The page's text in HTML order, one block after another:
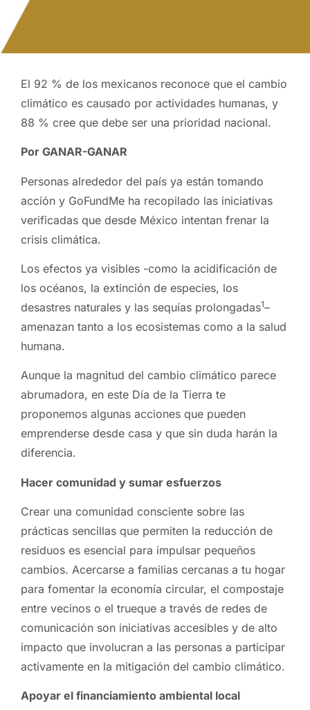
El 92 % de los mexicanos reconoce que el cambio
climático es causado por actividades humanas, y
88 % cree que debe ser una prioridad nacional.
Por GANAR-GANAR
Personas alrededor del país ya están tomando
acción y GoFundMe ha recopilado las iniciativas
verificadas que desde México intentan frenar la
crisis climática.
Los efectos ya visibles -como la acidificación de
los océanos, la extinción de especies, los
desastres naturales y las sequías prolongadas1–
amenazan tanto a los ecosistemas como a la salud
humana.
Aunque la magnitud del cambio climático parece
abrumadora, en este Día de la Tierra te
proponemos algunas acciones que pueden
emprenderse desde casa y que sin duda harán la
diferencia.
Hacer comunidad y sumar esfuerzos
Crear una comunidad consciente sobre las
prácticas sencillas que permiten la reducción de
residuos es esencial para impulsar pequeños
cambios. Acercarse a familias cercanas a tu hogar
para fomentar la economía circular, el compostaje
entre vecinos o el trueque a través de redes de
comunicación son iniciativas accesibles y de alto
impacto que involucran a las personas a participar
activamente en la mitigación del cambio climático.
Apoyar el financiamiento ambiental local